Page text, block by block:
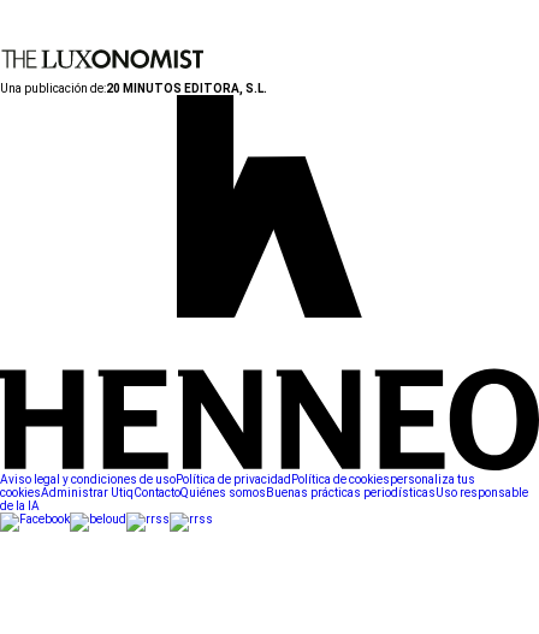
Una publicación de:20 MINUTOS EDITORA, S.L.
Aviso legal y condiciones de usoPolítica de privacidad Política de cookiespersonaliza tus
cookiesAdministrar UtiqContactoQuiénes somos Buenas prácticas periodísticasUso responsable
de la IA